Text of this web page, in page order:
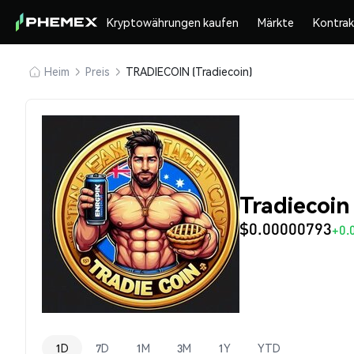
Kryptowährungen kaufen Märkte
Heim Preis TRADIECOIN (Tradiecoin)
Tradiecoin
$0.00000793
1D 7D 1M 3M 1Y YTD